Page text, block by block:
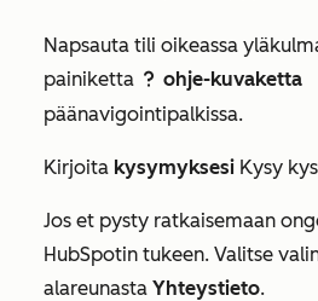
Napsauta tili oikeassa
painiketta question ohje-kuvaketta
päänavigointipalkissa.
Kirjoita kysymyksesi Kysy
Jos et pysty ratkaisemaan
HubSpotin tukeen. Valitse
alareunasta Yhteystieto.